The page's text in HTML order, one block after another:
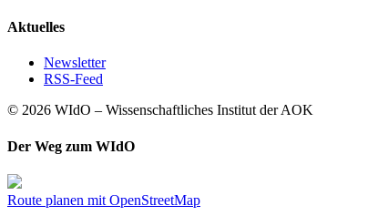
Aktuelles
Newsletter
RSS-Feed
© 2026 WIdO – Wissenschaftliches Institut der AOK
Der Weg zum WIdO
Route planen mit OpenStreetMap